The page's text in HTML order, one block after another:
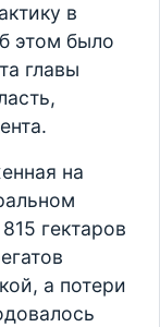
в
этом было
главы
на
гектаров
а потери